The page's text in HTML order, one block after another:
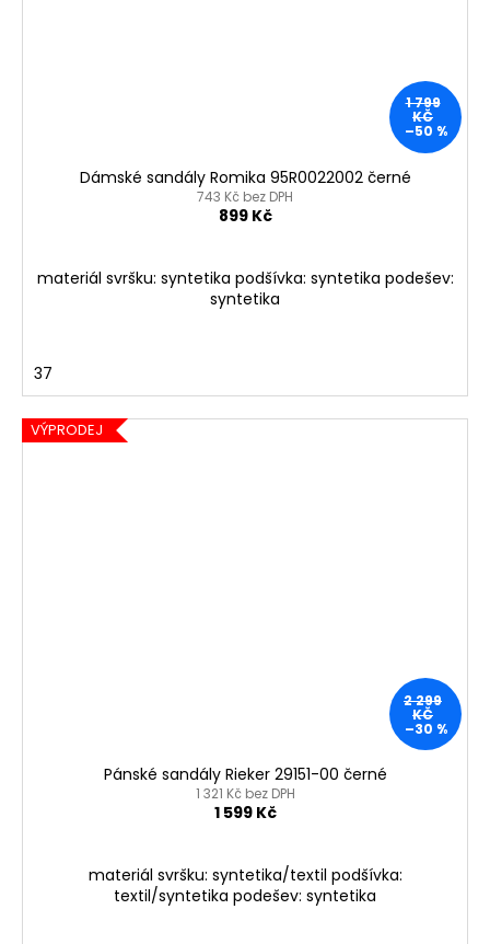
1 799
KČ
–50 %
Dámské sandály Romika 95R0022002 černé
743 Kč bez DPH
899 Kč
materiál svršku: syntetika podšívka: syntetika podešev:
syntetika
37
VÝPRODEJ
2 299
KČ
–30 %
Pánské sandály Rieker 29151-00 černé
1 321 Kč bez DPH
1 599 Kč
materiál svršku: syntetika/textil podšívka:
textil/syntetika podešev: syntetika